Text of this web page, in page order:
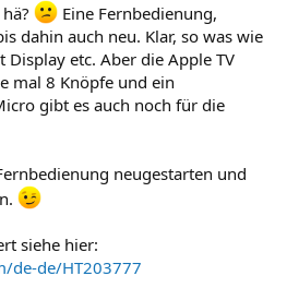
Eine Fernbedienung,
dahin auch neu. Klar, so was wie
etc. Aber die Apple TV
mal 8 Knöpfe und ein
gibt es auch noch für die
neugestarten und
siehe hier:
de-de/HT203777